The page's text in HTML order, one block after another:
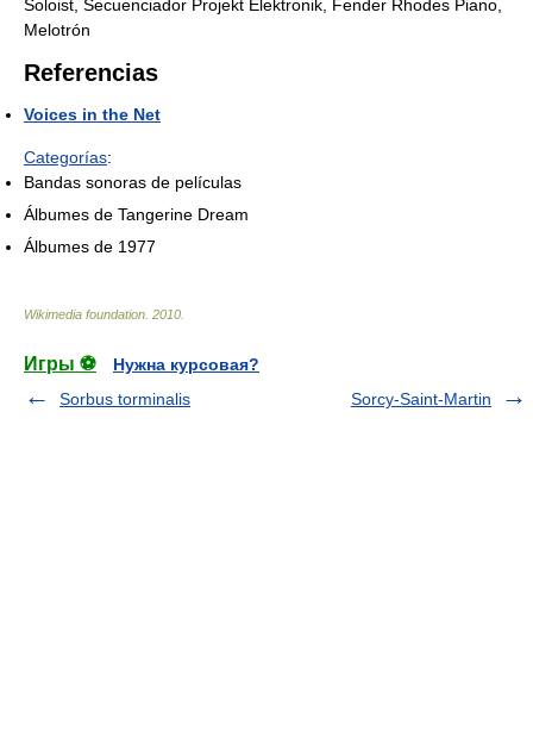
Soloist, Secuenciador Projekt Elektronik, Fender Rhodes Piano,
Melotrón
Referencias
Voices in the Net
Categorías:
Bandas sonoras de películas
Álbumes de Tangerine Dream
Álbumes de 1977
Wikimedia foundation 2010
Игры ⚽
Нужна курсовая?
Sorbus torminalis
Sorcy-Saint-Martin